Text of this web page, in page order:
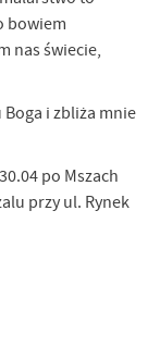
bowiem
nas świecie,
i zbliża mnie
po Mszach
przy ul. Rynek